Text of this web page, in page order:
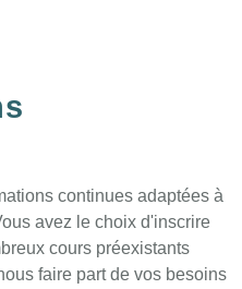
continues adaptées à
avez le choix d'inscrire
cours préexistants
faire part de vos besoins